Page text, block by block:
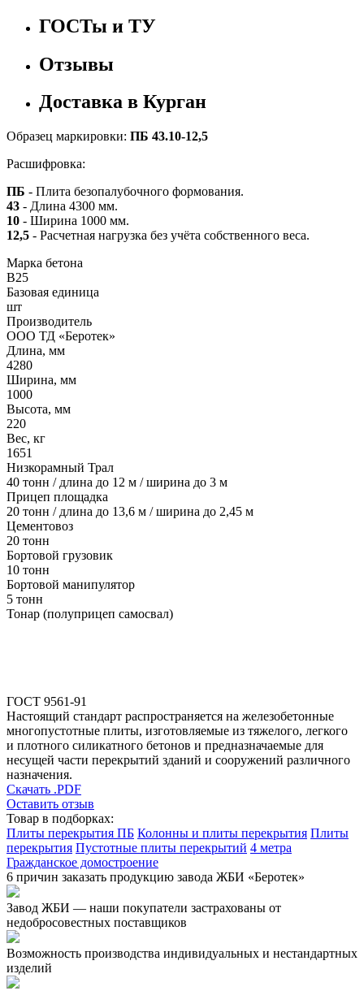
ГОСТы и ТУ
Отзывы
Доставка в Курган
Образец маркировки: ПБ 43.10-12,5
Расшифровка:
ПБ - Плита безопалубочного формования.
43 - Длина 4300 мм.
10 - Ширина 1000 мм.
12,5 - Расчетная нагрузка без учёта собственного веса.
Марка бетона
B25
Базовая единица
шт
Производитель
ООО ТД «Беротек»
Длина, мм
4280
Ширина, мм
1000
Высота, мм
220
Вес, кг
1651
Низкорамный Трал
40 тонн / длина до 12 м / ширина до 3 м
Прицеп площадка
20 тонн / длина до 13,6 м / ширина до 2,45 м
Цементовоз
20 тонн
Бортовой грузовик
10 тонн
Бортовой манипулятор
5 тонн
Тонар (полуприцеп самосвал)
ГОСТ 9561-91
Настоящий стандарт распространяется на железобетонные
многопустотные плиты, изготовляемые из тяжелого, легкого
и плотного силикатного бетонов и предназначаемые для
несущей части перекрытий зданий и сооружений различного
назначения.
Скачать .PDF
Оставить отзыв
Товар в подборках:
Плиты перекрытия ПБ Колонны и плиты перекрытия Плиты
перекрытия Пустотные плиты перекрытий 4 метра
Гражданское домостроение
6 причин заказать продукцию завода ЖБИ «Беротек»
Завод ЖБИ — наши покупатели застрахованы от
недобросовестных поставщиков
Возможность производства индивидуальных и нестандартных
изделий